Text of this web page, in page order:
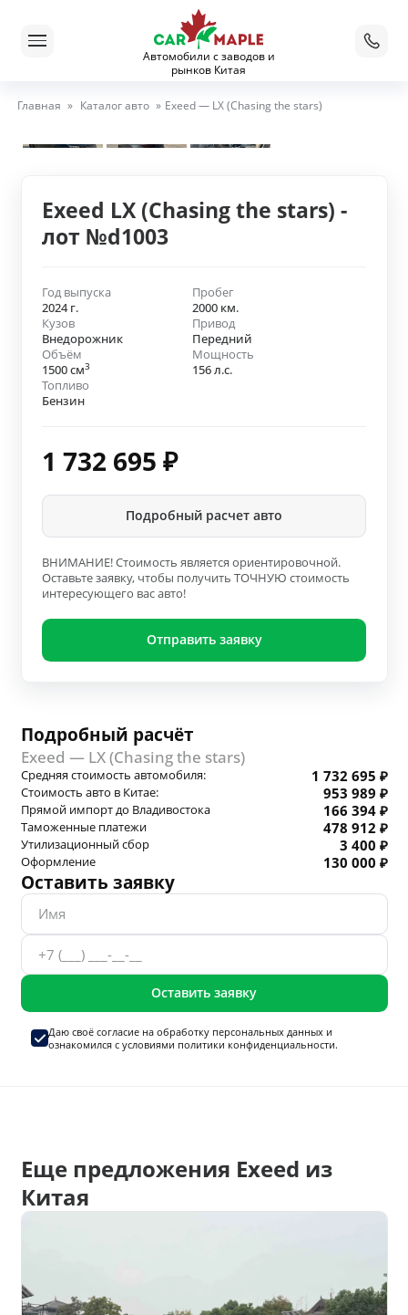
Автомобили с заводов и
рынков Китая
Главная » Каталог авто » Exeed — LX (Chasing the stars)
Exeed LX (Chasing the stars) -
лот №d1003
Год выпуска
2024 г.
Пробег
2000 км.
Кузов
Внедорожник
Привод
Передний
Объём
1500 см3
Мощность
156 л.с.
Топливо
Бензин
1 732 695 ₽
Подробный расчет авто
ВНИМАНИЕ! Стоимость является ориентировочной.
Оставьте заявку, чтобы получить ТОЧНУЮ стоимость
интересующего вас авто!
Отправить заявку
Подробный расчёт
Exeed — LX (Chasing the stars)
Средняя стоимость автомобиля: 1 732 695 ₽
Стоимость авто в Китае: 953 989 ₽
Прямой импорт до Владивостока 166 394 ₽
Таможенные платежи 478 912 ₽
Утилизационный сбор 3 400 ₽
Оформление 130 000 ₽
Оставить заявку
Оставить заявку
Даю своё согласие на обработку персональных данныхи
ознакомился с условиями политики конфиденциальности.
Еще предложения Exeed из
Китая